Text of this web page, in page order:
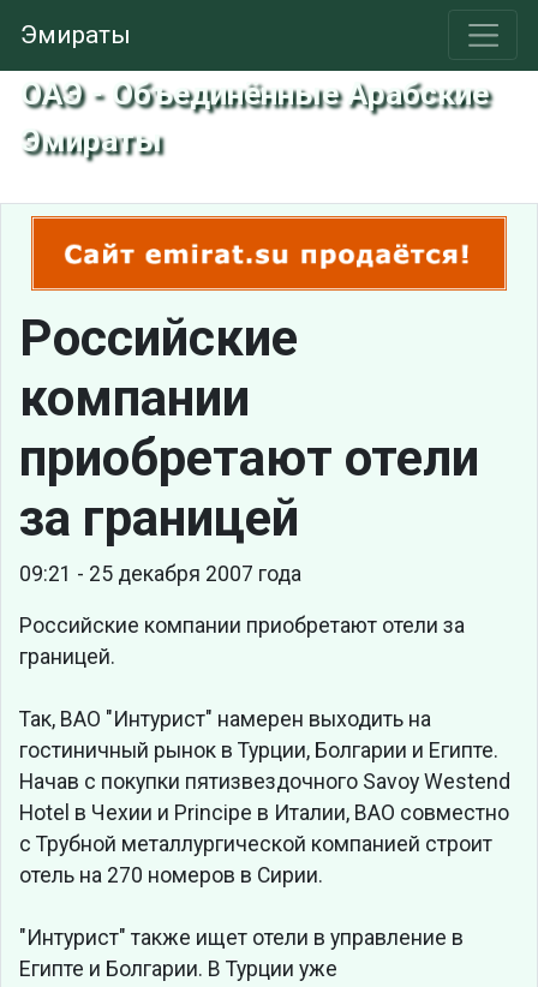
Эмираты
ОАЭ - Объединённые Арабские
Эмираты
Российские
компании
приобретают отели
за границей
09:21 - 25 декабря 2007 года
Российские компании приобретают отели за
границей.
Так, ВАО "Интурист" намерен выходить на
гостиничный рынок в Турции, Болгарии и Египте.
Начав с покупки пятизвездочного Savoy Westend
Hotel в Чехии и Principe в Италии, ВАО совместно
с Трубной металлургической компанией строит
отель на 270 номеров в Сирии.
"Интурист" также ищет отели в управление в
Египте и Болгарии. В Турции уже